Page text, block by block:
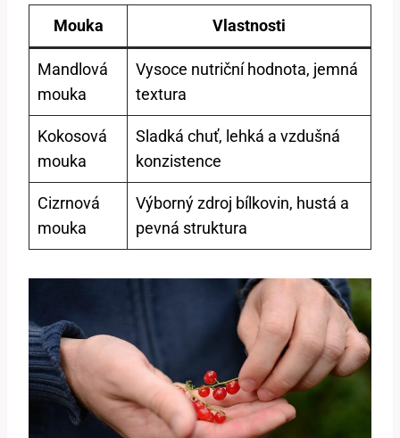
Mouka Vlastnosti
Mandlová
mouka
Vysoce nutriční hodnota, jemná
textura
Kokosová
mouka
Sladká chuť, lehká a vzdušná
konzistence
Cizrnová
mouka
Výborný zdroj bílkovin, hustá a
pevná struktura